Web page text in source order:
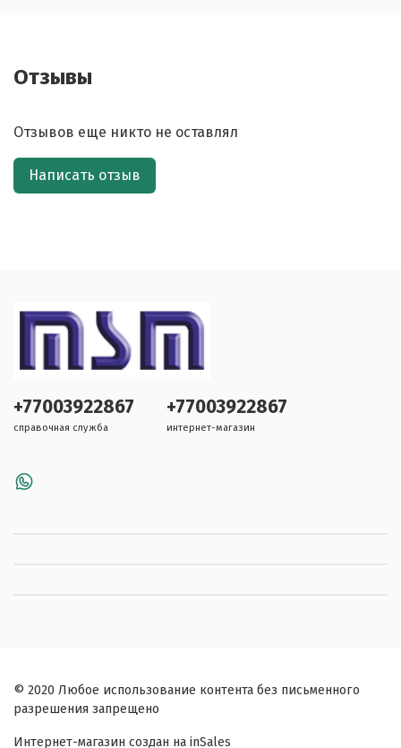
Отзывы
Отзывов еще никто не оставлял
Написать отзыв
+77003922867
справочная служба
+77003922867
интернет-магазин
© 2020 Любое использование контента без письменного
разрешения запрещено
Интернет-магазин создан на inSales